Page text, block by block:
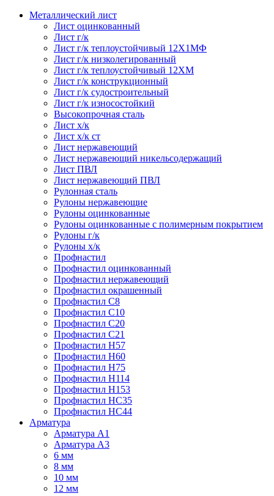
Металлический лист
Лист оцинкованный
Лист г/к
Лист г/к теплоустойчивый 12Х1МФ
Лист г/к низколегированный
Лист г/к теплоустойчивый 12ХМ
Лист г/к конструкционный
Лист г/к судостроительный
Лист г/к износостойкий
Высокопрочная сталь
Лист х/к
Лист х/к ст
Лист нержавеющий
Лист нержавеющий никельсодержащий
Лист ПВЛ
Лист нержавеющий ПВЛ
Рулонная сталь
Рулоны нержавеющие
Рулоны оцинкованные
Рулоны оцинкованные с полимерным покрытием
Рулоны г/к
Рулоны х/к
Профнастил
Профнастил оцинкованный
Профнастил нержавеющий
Профнастил окрашенный
Профнастил С8
Профнастил С10
Профнастил С20
Профнастил С21
Профнастил Н57
Профнастил Н60
Профнастил Н75
Профнастил Н114
Профнастил Н153
Профнастил НС35
Профнастил НС44
Арматура
Арматура А1
Арматура А3
6 мм
8 мм
10 мм
12 мм